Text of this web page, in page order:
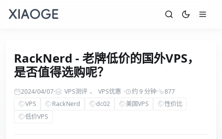
RackNerd - 老牌低价的国外VPS，
是否值得选购呢？
2024/04/07· VPS测评 、 VPS优惠 · 约 9 分钟·
877
VPS
RackNerd dc02 美国VPS
性价比
低价VPS